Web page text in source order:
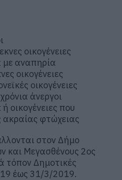
οικογένειες
αναπηρία
οικογένειες
οικογένειες
άνεργοι
οικογένειες που
ακραίας φτώχειας
στον Δήμο
και Μεγασθένους 2ος
τόπον Δημοτικές
έως 31/3/2019.